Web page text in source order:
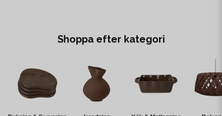
Shoppa efter kategori